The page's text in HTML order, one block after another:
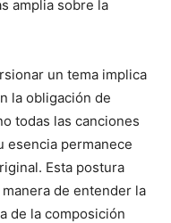
amplia sobre la
un tema implica
la obligación de
todas las canciones
esencia permanece
Esta postura
de entender la
de la composición